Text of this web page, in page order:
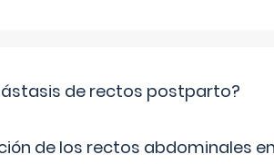
de rectos postparto?
de los rectos abdominales